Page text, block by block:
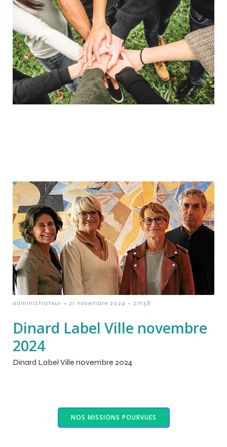
administrateur - 21 novembre 2024 - 21h58
Dinard Label Ville novembre
2024
Dinard Label Ville novembre 2024
NOS MISSIONS POURVUES